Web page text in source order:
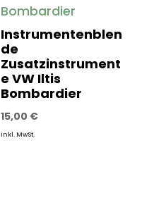
Instrumentenblen
de
Zusatzinstrument
e VW Iltis
Bombardier
15,00 €
inkl. MwSt.